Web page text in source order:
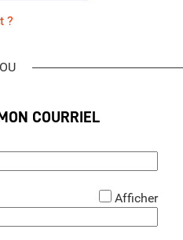
?
COURRIEL
Afficher